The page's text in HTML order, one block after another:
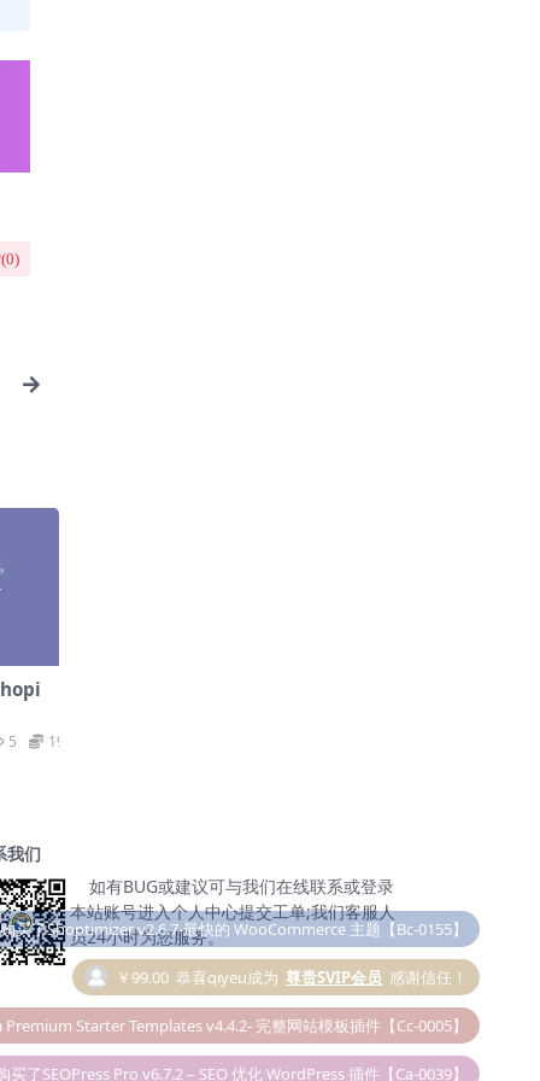
0)
5 19.9
我们
如有BUG或建议可与我们在线联系或登录
本站账号进入个人中心提交工单;我们客服人
员24小时为您服务。
￥99.00 恭喜qiyeu成为 尊贵SVIP会员 感谢信任！
Starter Templates v4.4.2- 完整网站模板插件【Cc-0005】
买了SEOPress Pro v6.7.2 – SEO 优化 WordPress 插件【Ca-0039】